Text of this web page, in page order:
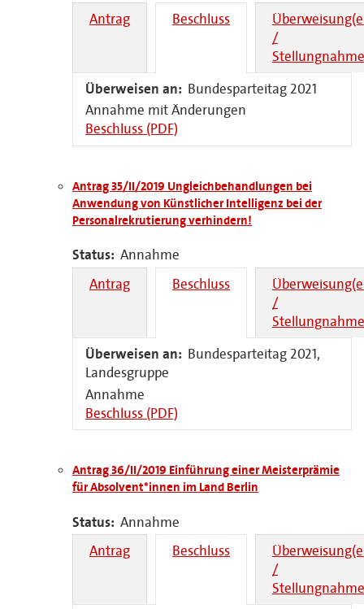
Antrag
Beschluss
/
Überweisen an: Bundesparteitag 2021
Annahme mit Änderungen
Beschluss (PDF)
Antrag 35/II/2019 Ungleichbehandlungen bei
Anwendung von Künstlicher Intelligenz bei der
Personalrekrutierung verhindern!
Status: Annahme
Antrag
Beschluss
/
Überweisen an: Bundesparteitag 2021,
Landesgruppe
Annahme
Beschluss (PDF)
Antrag 36/II/2019 Einführung einer Meisterprämie
für Absolvent*innen im Land Berlin
Status: Annahme
Antrag
Beschluss
/